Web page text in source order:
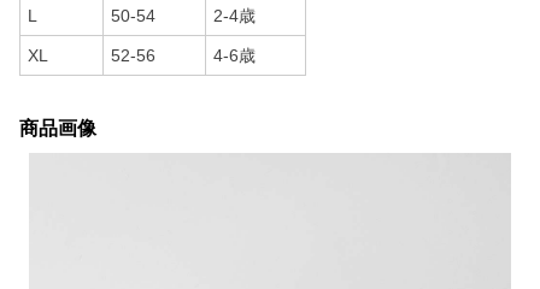
L 50-54 2-4歳
XL 52-56 4-6歳
商品画像